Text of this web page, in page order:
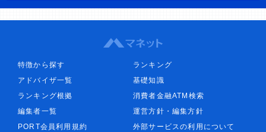
特徴から探す
ランキング
アドバイザ一覧
基礎知識
ランキング根拠
消費者金融ATM検索
編集者一覧
運営方針・編集方針
PORT会員利用規約
外部サービスの利用について